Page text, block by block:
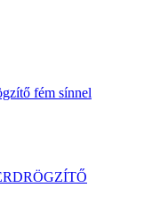
fém sínnel